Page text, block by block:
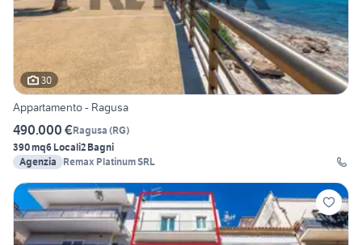
30
Appartamento - Ragusa
490.000 €Ragusa (RG)
390 mq6 Locali2 Bagni
Agenzia
Remax Platinum SRL